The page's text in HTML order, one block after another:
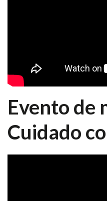
Evento de
Cuidado